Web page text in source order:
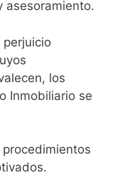
asesoramiento.
perjuicio
los
Inmobiliario se